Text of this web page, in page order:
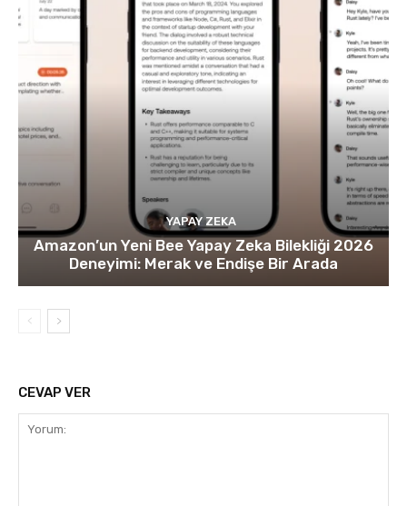
YAPAY ZEKA
Amazon’un Yeni Bee Yapay Zeka Bilekliği 2026
Deneyimi: Merak ve Endişe Bir Arada
CEVAP VER